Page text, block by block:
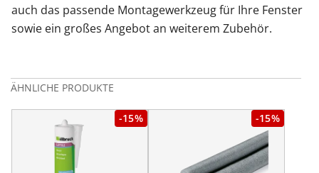
auch das passende Montagewerkzeug für Ihre Fenster
sowie ein großes Angebot an weiterem Zubehör.
ÄHNLICHE PRODUKTE
-15% -15%